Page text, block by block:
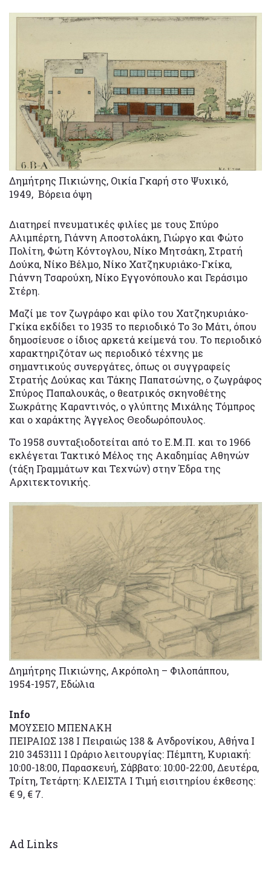
Δημήτρης Πικιώνης, Οικία Γκαρή στο Ψυχικό,
1949, Βόρεια όψη
Διατηρεί πνευματικές φιλίες με τους Σπύρο
Αλιμπέρτη, Γιάννη Αποστολάκη, Γιώργο και Φώτο
Πολίτη, Φώτη Κόντογλου, Νίκο Μητσάκη, Στρατή
Δούκα, Νίκο Βέλμο, Νίκο Χατζηκυριάκο-Γκίκα,
Γιάννη Τσαρούχη, Νίκο Εγγονόπουλο και Γεράσιμο
Στέρη.
Μαζί με τον ζωγράφο και φίλο του Χατζηκυριάκο-
Γκίκα εκδίδει το 1935 το περιοδικό Το 3ο Μάτι, όπου
δημοσίευσε ο ίδιος αρκετά κείμενά του. Το περιοδικό
χαρακτηριζόταν ως περιοδικό τέχνης με
σημαντικούς συνεργάτες, όπως οι συγγραφείς
Στρατής Δούκας και Τάκης Παπατσώνης, ο ζωγράφος
Σπύρος Παπαλουκάς, ο θεατρικός σκηνοθέτης
Σωκράτης Καραντινός, ο γλύπτης Μιχάλης Τόμπρος
και ο χαράκτης Άγγελος Θεοδωρόπουλος.
Το 1958 συνταξιοδοτείται από το Ε.Μ.Π. και το 1966
εκλέγεται Τακτικό Μέλος της Ακαδημίας Αθηνών
(τάξη Γραμμάτων και Τεχνών) στην Έδρα της
Αρχιτεκτονικής.
Δημήτρης Πικιώνης, Ακρόπολη – Φιλοπάππου,
1954-1957, Εδώλια
Ιnfo
ΜΟΥΣΕΙΟ ΜΠΕΝΑΚΗ
ΠΕΙΡΑΙΩΣ 138 I Πειραιώς 138 & Ανδρονίκου, Αθήνα I
210 3453111 Ι Ωράριο λειτουργίας: Πέμπτη, Κυριακή:
10:00-18:00, Παρασκευή, Σάββατο: 10:00-22:00, Δευτέρα,
Τρίτη, Τετάρτη: ΚΛΕΙΣΤΑ Ι Τιμή εισιτηρίου έκθεσης:
€ 9, € 7.
Ad Links